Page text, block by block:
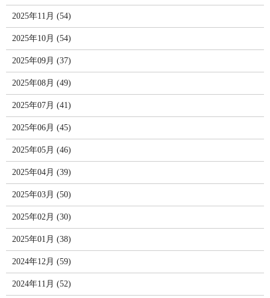
2025年11月 (54)
2025年10月 (54)
2025年09月 (37)
2025年08月 (49)
2025年07月 (41)
2025年06月 (45)
2025年05月 (46)
2025年04月 (39)
2025年03月 (50)
2025年02月 (30)
2025年01月 (38)
2024年12月 (59)
2024年11月 (52)